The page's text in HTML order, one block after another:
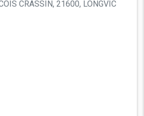
CRASSIN, 21600, LONGVIC